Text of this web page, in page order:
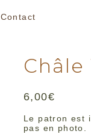
Contact
6,00€
Le patron est
pas en photo.